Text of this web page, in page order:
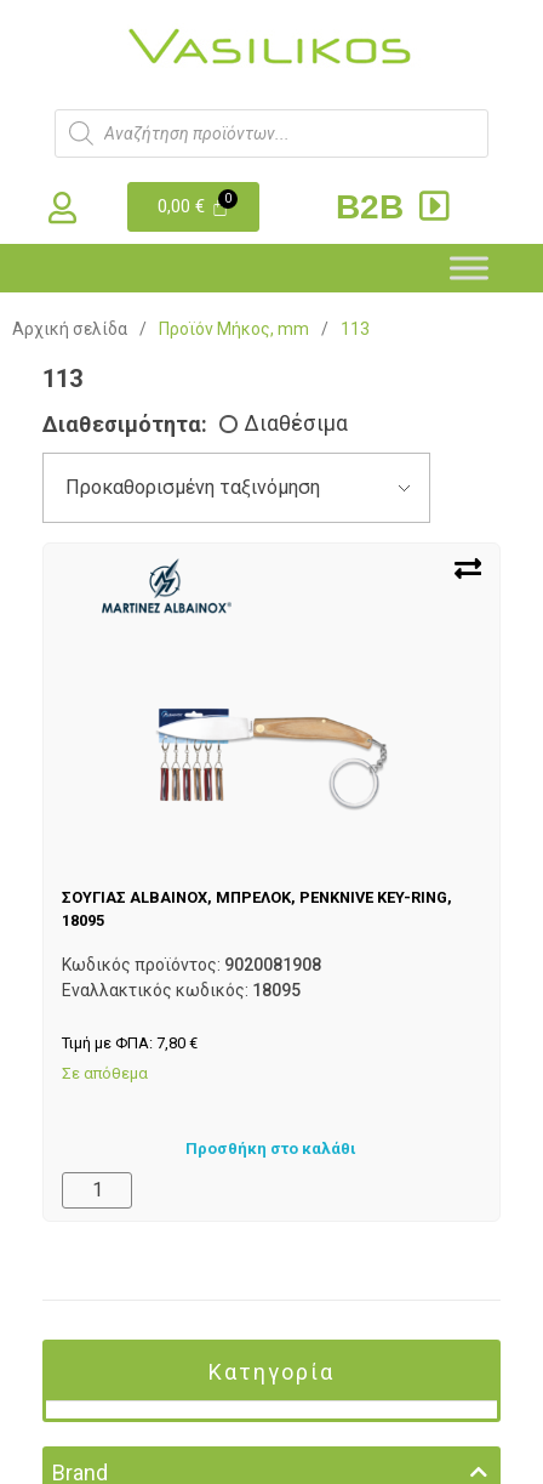
0,00€ B2B
Αρχική σελίδα / Προϊόν Μήκος, mm / 113
113
Διαθεσιμότητα: Διαθέσιμα
ΣΟΥΓΙΑΣ ALBAINOX, ΜΠΡΕΛΟΚ, PENKNIVE KEY-RING,
18095
Κωδικός προϊόντος: 9020081908
Εναλλακτικός κωδικός: 18095
Τιμή με ΦΠΑ: 7,80 €
Σε απόθεμα
Προσθήκη στο καλάθι
Κατηγορία
Brand